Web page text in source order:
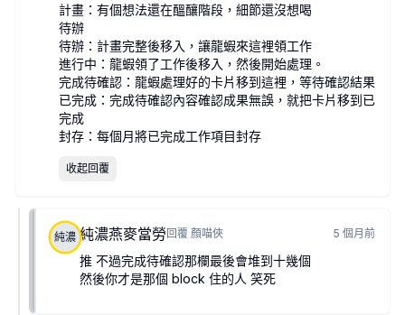
計畫：有個想法還在醞釀階段，細節還沒想喝
待辦
待辦：計畫完整後移入，讓龍蝦來這裡領工作
進行中：龍蝦領了工作後移入，然後開始處理。
完成待確認：龍蝦處理好的卡片移到這裡，等待確認結果
已完成：完成待確認內容確認成果無誤，就把卡片移到已
完成
封存：每個月將已完成工作項目封存
收起回覆
純濃 純濃燕麥當勞 回覆 顏喵俠 5 個月前
推 不過完成待確認那欄最後會堆到十幾個
然後你才是那個 block 住的人 笑死